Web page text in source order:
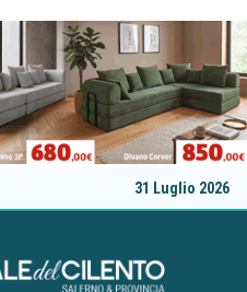
31 Luglio 2026